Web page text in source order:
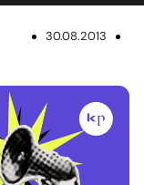
30.08.2013